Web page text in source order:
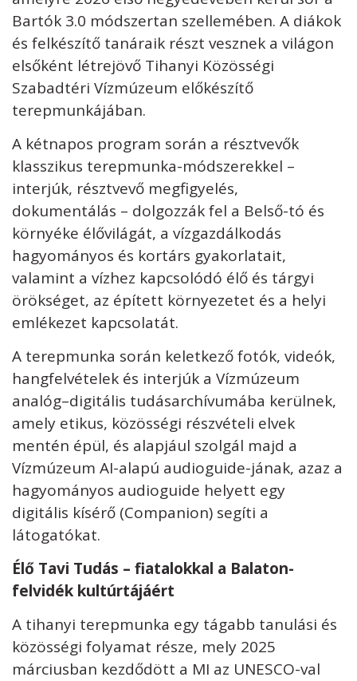
Bartók 3.0 módszertan szellemében. A diákok
és felkészítő tanáraik részt vesznek a világon
elsőként létrejövő Tihanyi Közösségi
Szabadtéri Vízmúzeum előkészítő
terepmunkájában.
A kétnapos program során a résztvevők
klasszikus terepmunka-módszerekkel –
interjúk, résztvevő megfigyelés,
dokumentálás – dolgozzák fel a Belső-tó és
környéke élővilágát, a vízgazdálkodás
hagyományos és kortárs gyakorlatait,
valamint a vízhez kapcsolódó élő és tárgyi
örökséget, az épített környezetet és a helyi
emlékezet kapcsolatát.
A terepmunka során keletkező fotók, videók,
hangfelvételek és interjúk a Vízmúzeum
analóg–digitális tudásarchívumába kerülnek,
amely etikus, közösségi részvételi elvek
mentén épül, és alapjául szolgál majd a
Vízmúzeum AI-alapú audioguide-jának, azaz a
hagyományos audioguide helyett egy
digitális kísérő (Companion) segíti a
látogatókat.
Élő Tavi Tudás – fiatalokkal a Balaton-
felvidék kultúrtájáért
A tihanyi terepmunka egy tágabb tanulási és
közösségi folyamat része, mely 2025
márciusban kezdődött a MI az UNESCO-val